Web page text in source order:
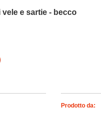
e sartie - becco
Prodotto da: